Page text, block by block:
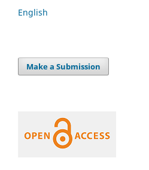
English
Make a Submission